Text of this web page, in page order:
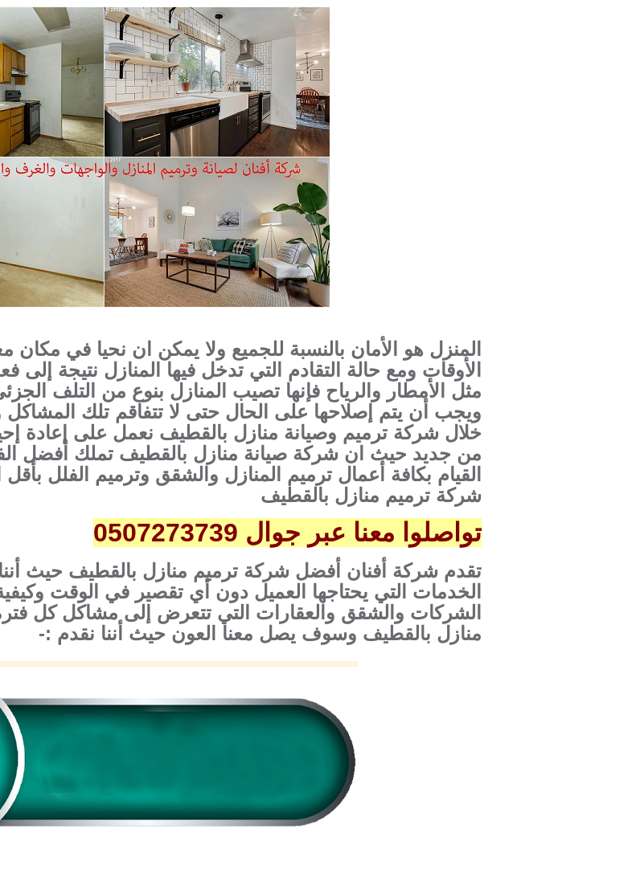
المنزل هو الأمان بالنسبة للجميع ولا يمكن ان نحيا في
الأوقات ومع حالة التقادم التي تدخل فيها المنازل نتيجة
مثل الأمطار والرياح فإنها تصيب المنازل بنوع من التلف
ويجب أن يتم إصلاحها على الحال حتى لا تتفاقم تلك المشاكل
خلال شركة ترميم وصيانة منازل بالقطيف نعمل على إعادة
من جديد حيث ان شركة صيانة منازل بالقطيف تملك أفضل
القيام بكافة أعمال ترميم المنازل والشقق وترميم الفلل بأقل
شركة ترميم منازل بالقطيف
تواصلوا معنا عبر جوال 0507273739
تقدم شركة أفنان أفضل شركة ترميم منازل بالقطيف حيث
الخدمات التي يحتاجها العميل دون أي تقصير في الوقت
الشركات والشقق والعقارات التي تتعرض إلى مشاكل كل
منازل بالقطيف وسوف يصل معنا العون حيث أننا نقدم :-